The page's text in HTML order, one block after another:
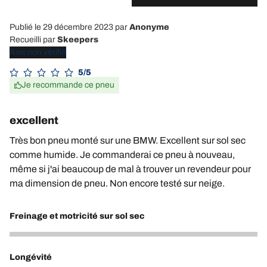
Publié le 29 décembre 2023 par Anonyme
Recueilli par Skeepers
Avis non vérifié
5/5
Je recommande ce pneu
excellent
Très bon pneu monté sur une BMW. Excellent sur sol sec
comme humide. Je commanderai ce pneu à nouveau,
même si j'ai beaucoup de mal à trouver un revendeur pour
ma dimension de pneu. Non encore testé sur neige.
Freinage et motricité sur sol sec
5
Longévité